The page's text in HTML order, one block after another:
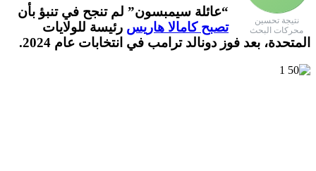
نتيجة تحسين
محركات البحث
“عائلة سيمبسون” لم تنجح في تنبؤ بأن
تصبح كامالا هاريس رئيسة للولايات
المتحدة، بعد فوز دونالد ترامب في انتخابات عام 2024.